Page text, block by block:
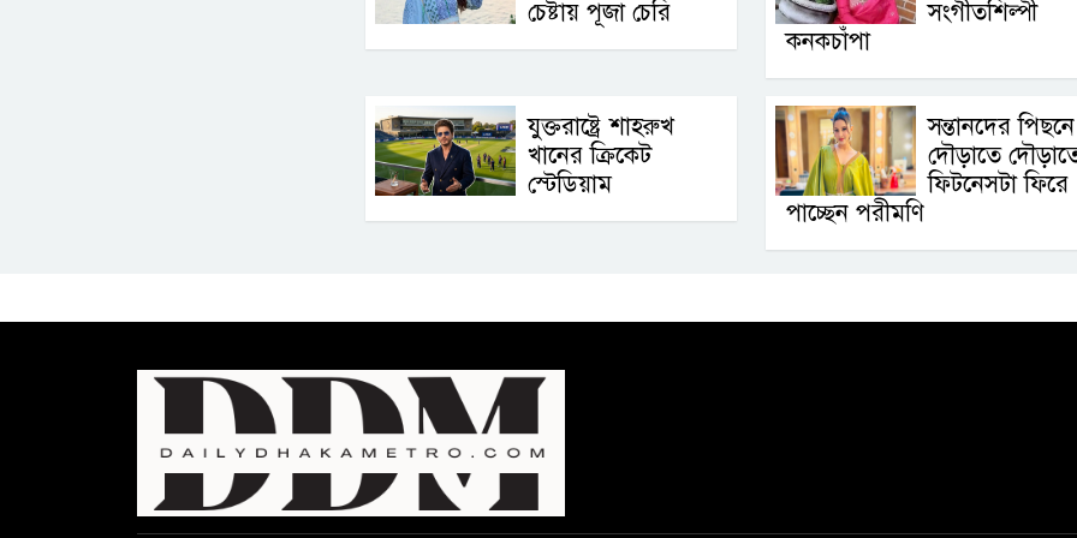
চেষ্টায় পূজা চেরি
সংগীতশিল্পী
কনকচাঁপা
যুক্তরাষ্ট্রে শাহরুখ
খানের ক্রিকেট
স্টেডিয়াম
সন্তানদের পিছনে
দৌড়াতে
ফিটনেসটা ফিরে
পাচ্ছেন পরীমণি